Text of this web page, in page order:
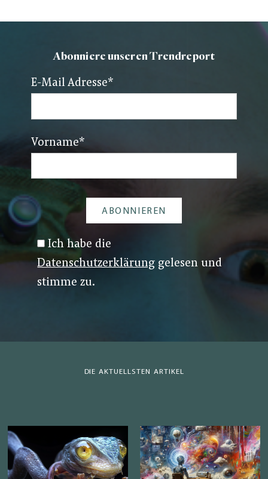
Abonniere unseren Trendreport
E-Mail Adresse*
Vorname*
Ich habe die
Datenschutzerklärung gelesen und
stimme zu.
DIE AKTUELLSTEN ARTIKEL